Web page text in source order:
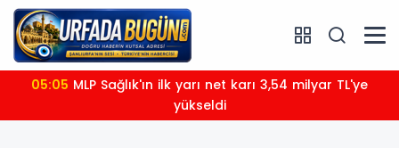
05:05
yükseldi